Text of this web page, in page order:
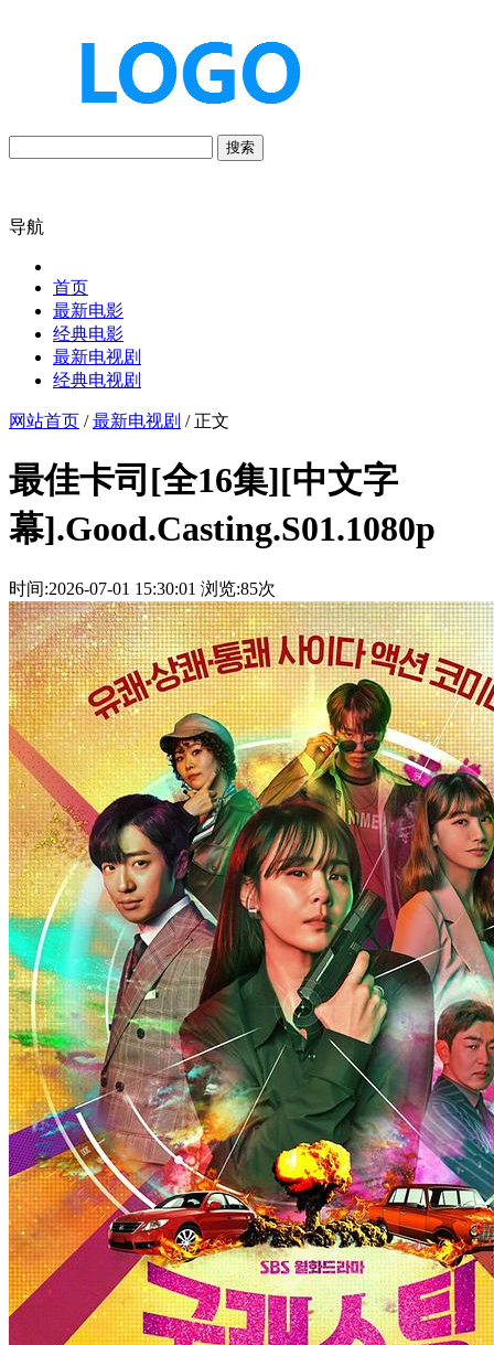
搜索
导航
首页
最新电影
经典电影
最新电视剧
经典电视剧
网站首页 /最新电视剧 / 正文
最佳卡司[全16集][中文字
幕].Good.Casting.S01.1080p
时间:2026-07-01 15:30:01 浏览:85次